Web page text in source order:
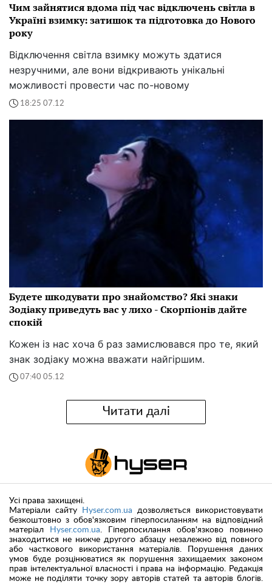
Чим зайнятися вдома під час відключень світла в
Україні взимку: затишок та підготовка до Нового
року
Відключення світла взимку можуть здатися
незручними, але вони відкривають унікальні
можливості провести час по-новому
18:25 07.12
Будете шкодувати про знайомство? Які знаки
Зодіаку приведуть вас у лихо - Скорпіонів дайте
спокій
Кожен із нас хоча б раз замислювався про те, який
знак зодіаку можна вважати найгіршим.
07:40 05.12
Читати далі
Усі права захищені.
Матеріали сайту
Hyser.com.ua дозволяється використовувати
безкоштовно з обов'язковим гіперпосиланням на відповідний
матеріал
Hyser.com.ua. Гіперпосилання обов'язково повинно
знаходитися не нижче другого абзацу незалежно від повного
або часткового використання матеріалів. Порушення даних
умов буде розцінюватися як порушення захищаемих законом
прав інтелектуальної власності і права на інформацію. Редакція
може не поділяти точку зору авторів статей та авторів блогів.